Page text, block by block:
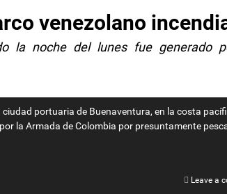
venezolano
la noche del lunes fue generado
portuaria de Buenaventura, en la costa
la Armada de Colombia por presuntamente
Leave a